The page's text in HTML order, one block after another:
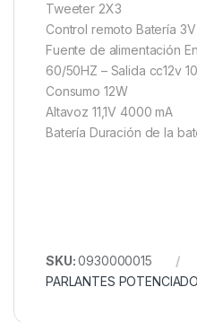
Tweeter 2X3
Control remoto Batería 3V
Fuente de alimentación
60/50HZ – Salida cc12v
Consumo 12W
Altavoz 11,1V 4000 mA
Batería Duración de la
SKU:0930000015
PARLANTES